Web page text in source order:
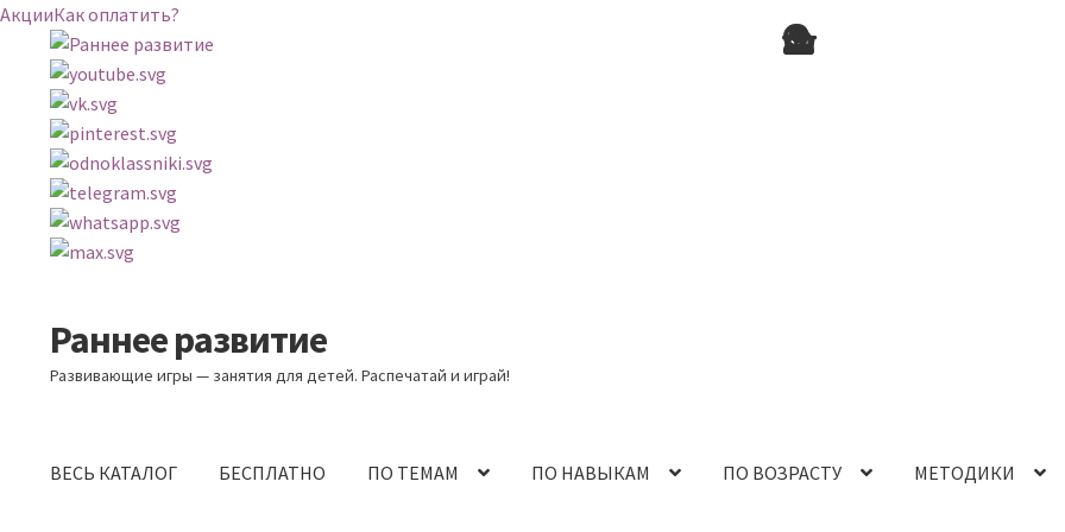
АкцииКак оплатить?
Перейти
к
навигации
Перейти
к
содержимому
Раннее развитие
Развивающие игры — занятия для детей. Распечатай и играй!
ВЕСЬ КАТАЛОГ БЕСПЛАТНО ПО ТЕМАМ ПО НАВЫКАМ ПО ВОЗРАСТУ МЕТОДИКИ